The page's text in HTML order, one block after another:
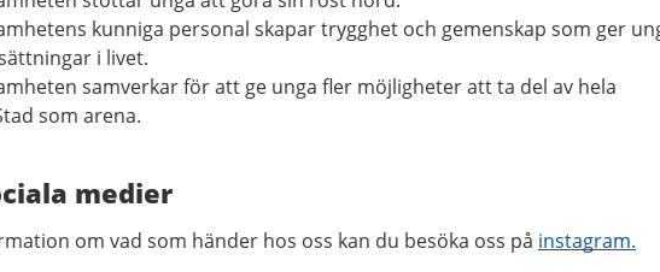
kunniga personal skapar trygghet och gemenskap som ger
i livet.
samverkar för att ge unga fler möjligheter att ta del av hela
som arena.
medier
om vad som händer hos oss kan du besöka oss på instagram.